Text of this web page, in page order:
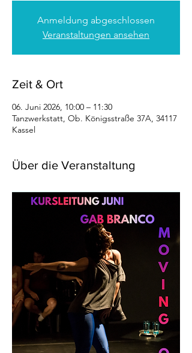
Anmeldung abgeschlossen
Veranstaltungen ansehen
Zeit & Ort
06. Juni 2026, 10:00 – 11:30
Tanzwerkstatt, Ob. Königsstraße 37A, 34117
Kassel
Über die Veranstaltung